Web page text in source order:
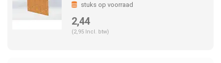
stuks op voorraad
2,44
(2,95 Incl. btw)